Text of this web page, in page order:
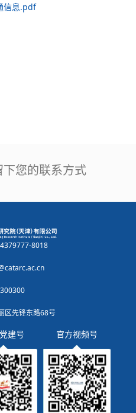
信息.pdf
您的联系方式
8018
区先锋东路68号
建号 官方视频号